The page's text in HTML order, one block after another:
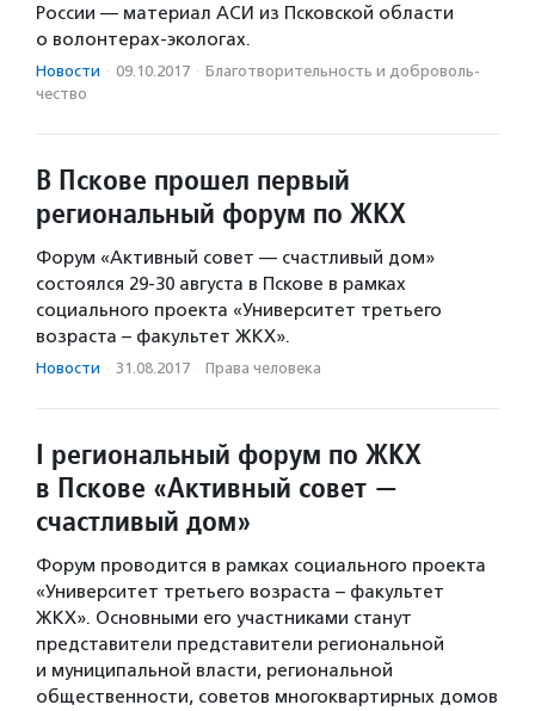
России — материал АСИ из Псковской области
о волонтерах-экологах.
Новости · 09.10.2017 · Благотвори­тель­ность и доброволь­
чест­во
В Пскове прошел первый
региональный форум по ЖКХ
Форум «Активный совет — счастливый дом»
состоялся 29-30 августа в Пскове в рамках
социального проекта «Университет третьего
возраста – факультет ЖКХ».
Новости · 31.08.2017 · Права человека
I региональный форум по ЖКХ
в Пскове «Активный совет —
счастливый дом»
Форум проводится в рамках социального проекта
«Университет третьего возраста – факультет
ЖКХ». Основными его участниками станут
представители представители региональной
и муниципальной власти, региональной
общественности, советов многоквартирных домов